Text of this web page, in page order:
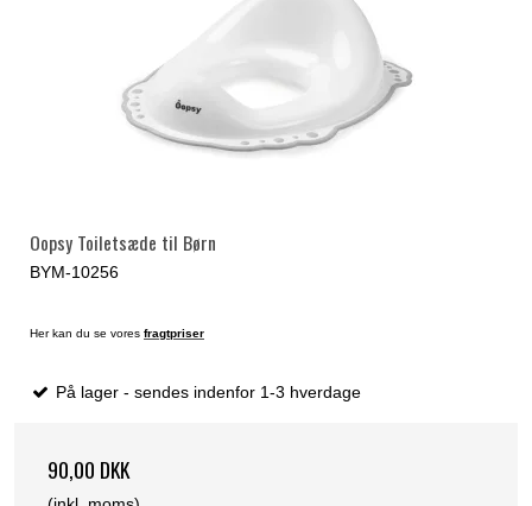
Oopsy Toiletsæde til Børn
BYM-10256
Her kan du se vores fragtpriser
På lager - sendes indenfor 1-3 hverdage
90,00 DKK